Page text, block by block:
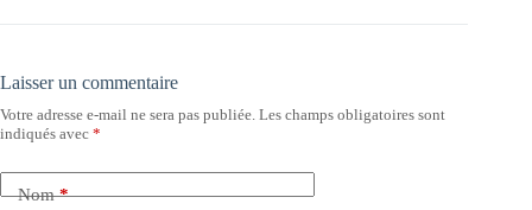
Laisser un commentaire
Votre adresse e-mail ne sera pas publiée. Les champs obligatoires sont
indiqués avec *
Nom*